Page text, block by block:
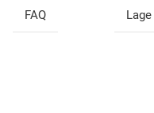
FAQ Lage